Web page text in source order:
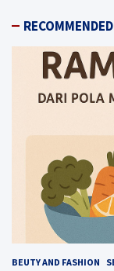
RECOMMENDED
BEUTY AND FASHION